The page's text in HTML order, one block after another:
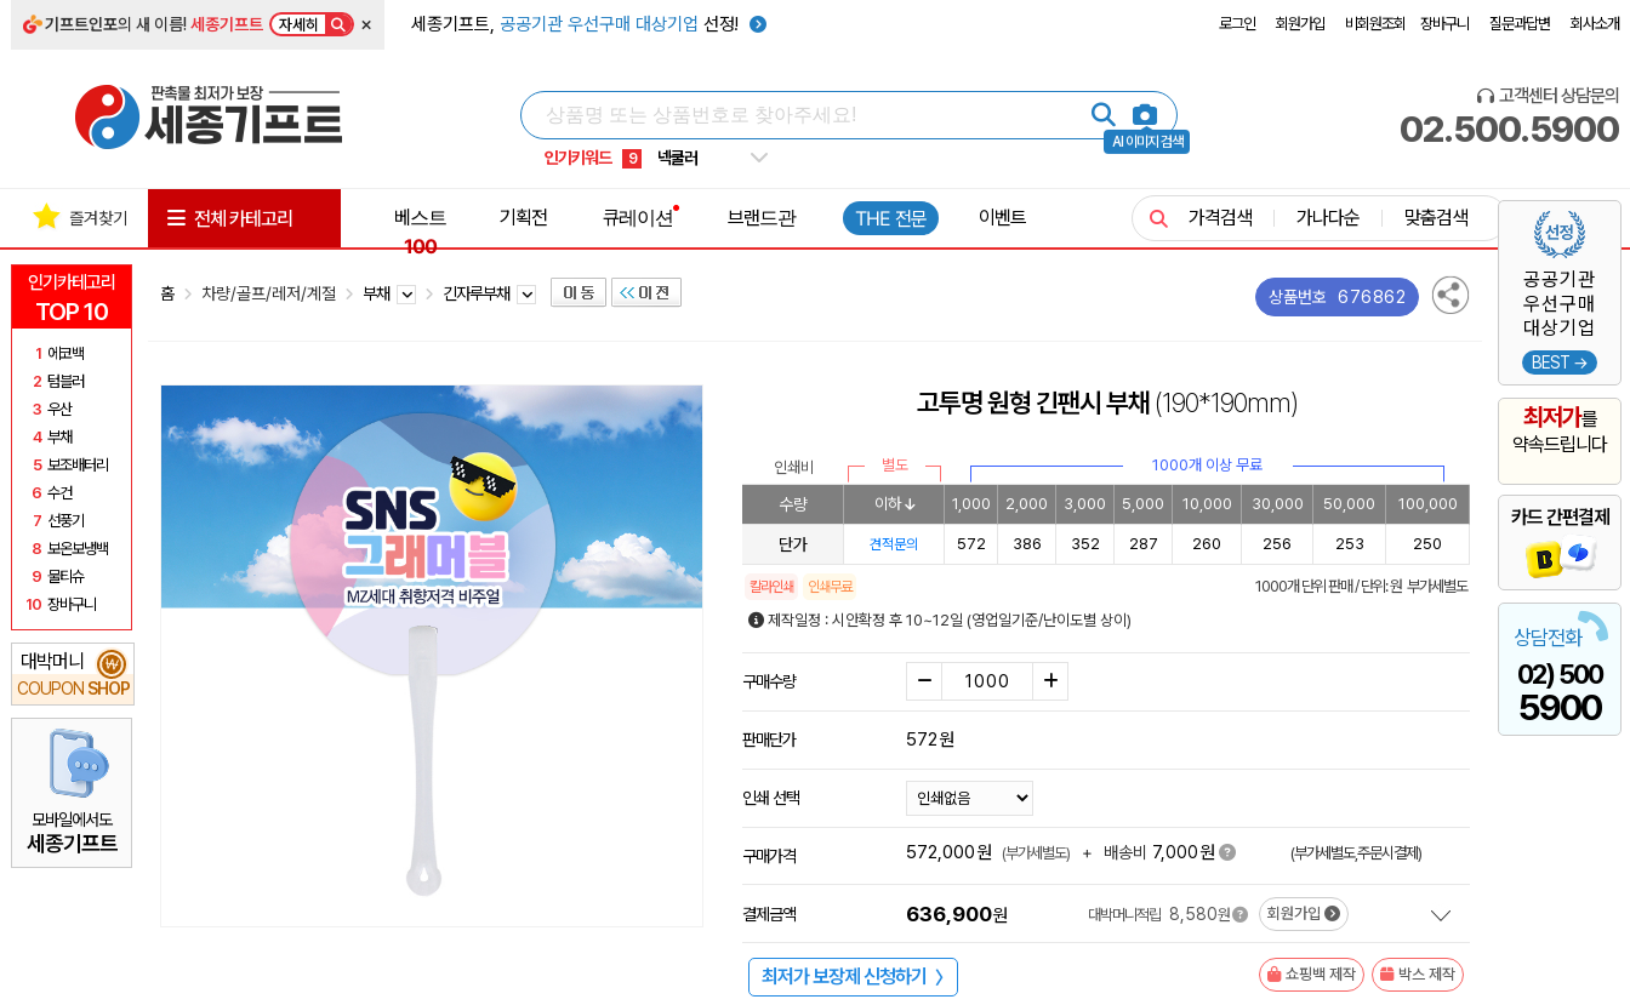
기프트인포의 새 이름!세종기프트 자세히 × 세종기프트, 공공기관 우선구매 대상기업 선정! 로그인 회원가입 비회원조회 장바구니 질문과답변 회사소개
AI 이미지 검색
인기키워드
5 키캡
8 쿨토시
9 넥쿨러
1 선풍기
고객센터 상담문의
02.500.5900
인기카테고리
TOP 10
1 에코백
2 텀블러
3 우산
4 부채
5 보조배터리
6 수건
7 선풍기
8 보온보냉백
9 물티슈
10 장바구니
대박머니
COUPON SHOP
₩
모바일에서도
세종기프트
공공기관
우선구매
대상기업
BEST →
최저가를
약속드립니다
카드 간편결제
상담전화
02) 500
5900
즐겨찾기 전체 카테고리
베스트
100
기획전 큐레이션 브랜드관 THE 전문 이벤트 가격검색 가나다순 맞춤검색
홈 차량/골프/레저/계절 부채 긴자루부채 상품번호 676862
고투명 원형 긴팬시 부채(190*190mm)
인쇄비 별도 1000개 이상 무료
수량 이하 1,000 2,000 3,000 5,000 10,000 30,000 50,000 100,000
단가 견적문의 572 386 352 287 260 256 253 250
칼라인쇄 인쇄무료
1000개 단위 판매 / 단위: 원 부가세별도
제작일정 : 시안확정 후 10~12일 (영업일기준/난이도별 상이)
구매수량
판매단가 572원
인쇄 선택
구매가격 572,000원 (부가세별도) + 배송비 7,000원 (부가세별도,주문시결제)
결제금액 636,900원 대박머니적립 8,580원 회원가입
최저가 보장제 신청하기 〉 쇼핑백 제작 박스 제작